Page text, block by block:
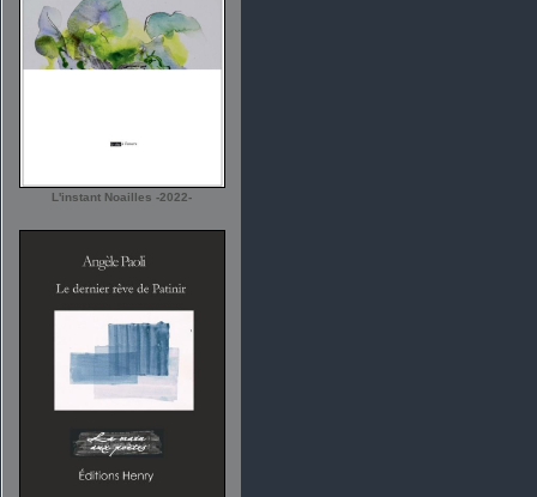
L'instant Noailles -2022-